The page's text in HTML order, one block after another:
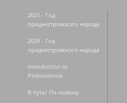
2025 - Год
приднестровского народа
2026 - Год
приднестровского народа
Introduction to
Pridnestrovie
В путь! По-новому